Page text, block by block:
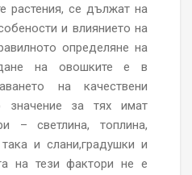
растения, се дължат на
и влиянието на
определяне на
на овошките е в
на качествени
значение за тях имат
– светлина, топлина,
и слани,градушки и
на тези фактори не е